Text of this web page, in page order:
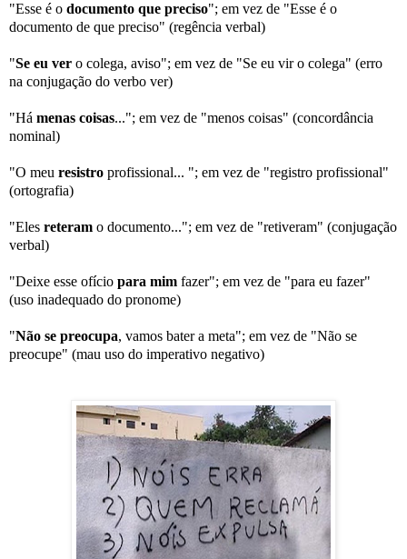
"Esse é o documento que preciso"; em vez de "Esse é o
documento de que preciso" (regência verbal)
"Se eu ver o colega, aviso"; em vez de "Se eu vir o colega" (erro
na conjugação do verbo ver)
"Há menas coisas..."; em vez de "menos coisas" (concordância
nominal)
"O meu resistro profissional... "; em vez de "registro profissional"
(ortografia)
"Eles reteram o documento..."; em vez de "retiveram" (conjugação
verbal)
"Deixe esse ofício para mim fazer"; em vez de "para eu fazer"
(uso inadequado do pronome)
"Não se preocupa, vamos bater a meta"; em vez de "Não se
preocupe" (mau uso do imperativo negativo)